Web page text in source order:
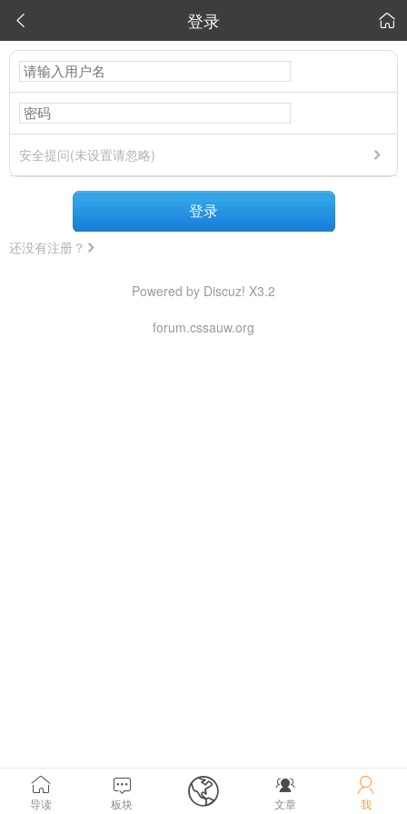
 登录 
安全提问(未设置请忽略)
登录
还没有注册？

导读

板块  
文章

我
Powered by Discuz! X3.2
forum.cssauw.org